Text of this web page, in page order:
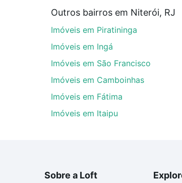
0 e com nossas opções de financiamento
de compra, veja em nosso portal
Loft, com você até as chaves.
Outros bairros em Niterói, RJ
Imóveis em Piratininga
Imóveis em Ingá
Imóveis em São Francisco
Imóveis em Camboinhas
Imóveis em Fátima
Imóveis em Itaipu
Sobre a Loft